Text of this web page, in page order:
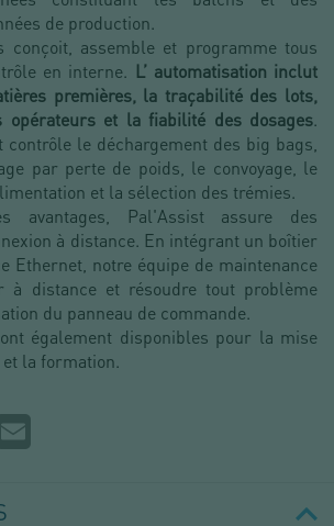
de production.
conçoit, assemble et programme tous
en interne. L’ automatisation inclut
premières, la traçabilité des lots,
opérateurs et la fiabilité des dosages.
contrôle le déchargement des big bags,
par perte de poids, le convoyage, le
et la sélection des trémies.
avantages, Pal'Assist assure des
à distance. En intégrant un boîtier
Ethernet, notre équipe de maintenance
à distance et résoudre tout problème
du panneau de commande.
également disponibles pour la mise
la formation.
Twitter